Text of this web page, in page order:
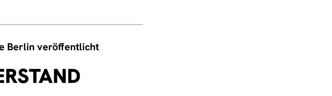
Berlin veröffentlicht